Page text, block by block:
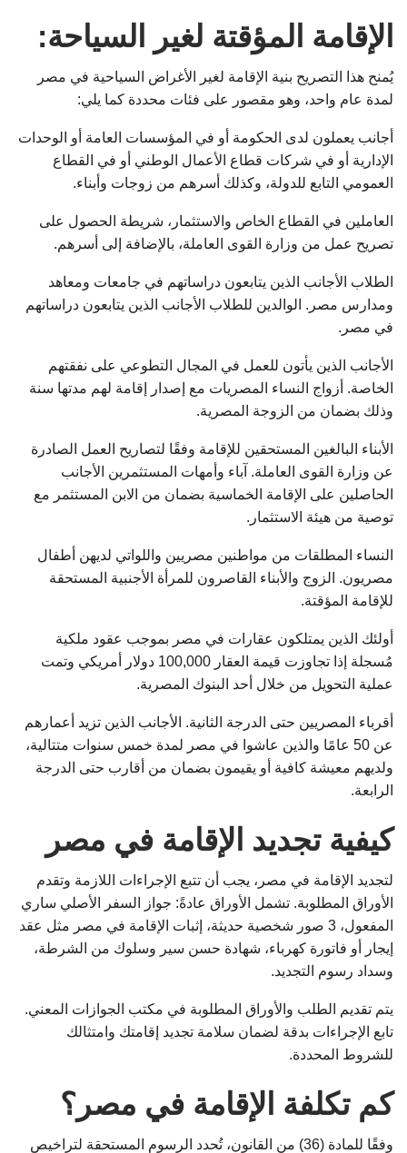
الإقامة المؤقتة لغير السياحة:
يُمنح هذا التصريح بنية الإقامة لغير الأغراض السياحية في مصر
لمدة عام واحد، وهو مقصور على فئات محددة كما يلي:
أجانب يعملون لدى الحكومة أو في المؤسسات العامة أو الوحدات
الإدارية أو في شركات قطاع الأعمال الوطني أو في القطاع
العمومي التابع للدولة، وكذلك أسرهم من زوجات وأبناء.
العاملين في القطاع الخاص والاستثمار، شريطة الحصول على
تصريح عمل من وزارة القوى العاملة، بالإضافة إلى أسرهم.
الطلاب الأجانب الذين يتابعون دراساتهم في جامعات ومعاهد
ومدارس مصر. الوالدين للطلاب الأجانب الذين يتابعون دراساتهم
في مصر.
الأجانب الذين يأتون للعمل في المجال التطوعي على نفقتهم
الخاصة. أزواج النساء المصريات مع إصدار إقامة لهم مدتها سنة
وذلك بضمان من الزوجة المصرية.
الأبناء البالغين المستحقين للإقامة وفقًا لتصاريح العمل الصادرة
عن وزارة القوى العاملة. آباء وأمهات المستثمرين الأجانب
الحاصلين على الإقامة الخماسية بضمان من الابن المستثمر مع
توصية من هيئة الاستثمار.
النساء المطلقات من مواطنين مصريين واللواتي لديهن أطفال
مصريون. الزوج والأبناء القاصرون للمرأة الأجنبية المستحقة
للإقامة المؤقتة.
أولئك الذين يمتلكون عقارات في مصر بموجب عقود ملكية
مُسجلة إذا تجاوزت قيمة العقار 100,000 دولار أمريكي وتمت
عملية التحويل من خلال أحد البنوك المصرية.
أقرباء المصريين حتى الدرجة الثانية. الأجانب الذين تزيد أعمارهم
عن 50 عامًا والذين عاشوا في مصر لمدة خمس سنوات متتالية،
ولديهم معيشة كافية أو يقيمون بضمان من أقارب حتى الدرجة
الرابعة.
كيفية تجديد الإقامة في مصر
لتجديد الإقامة في مصر، يجب أن تتبع الإجراءات اللازمة وتقدم
الأوراق المطلوبة. تشمل الأوراق عادةً: جواز السفر الأصلي ساري
المفعول، 3 صور شخصية حديثة، إثبات الإقامة في مصر مثل عقد
إيجار أو فاتورة كهرباء، شهادة حسن سير وسلوك من الشرطة،
وسداد رسوم التجديد.
يتم تقديم الطلب والأوراق المطلوبة في مكتب الجوازات المعني.
تابع الإجراءات بدقة لضمان سلامة تجديد إقامتك وامتثالك
للشروط المحددة.
كم تكلفة الإقامة في مصر؟
وفقًا للمادة (36) من القانون، تُحدد الرسوم المستحقة لتراخيص